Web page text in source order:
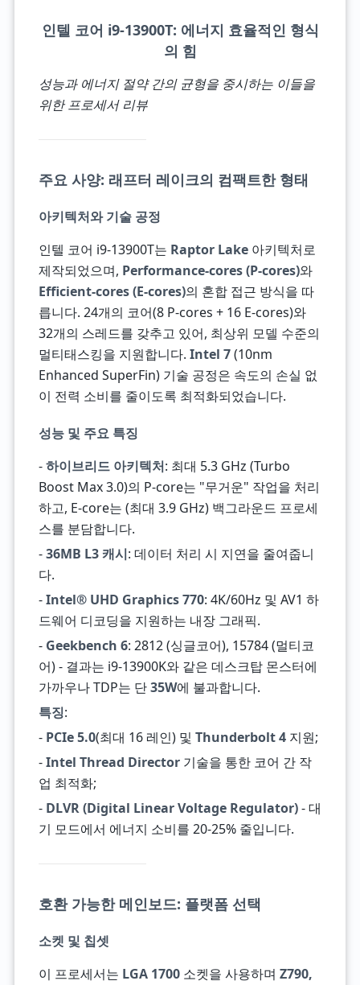
인텔 코어 i9-13900T: 에너지 효율적인 형식
의 힘
성능과 에너지 절약 간의 균형을 중시하는 이들을
위한 프로세서 리뷰
주요 사양: 래프터 레이크의 컴팩트한 형태
아키텍처와 기술 공정
인텔 코어 i9-13900T는 Raptor Lake아키텍처로
제작되었으며, Performance-cores (P-cores)와
Efficient-cores (E-cores)의 혼합 접근 방식을 따
릅니다. 24개의 코어(8 P-cores + 16 E-cores)와
32개의 스레드를 갖추고 있어, 최상위 모델 수준의
멀티태스킹을 지원합니다. Intel 7(10nm
Enhanced SuperFin) 기술 공정은 속도의 손실 없
이 전력 소비를 줄이도록 최적화되었습니다.
성능 및 주요 특징
-하이브리드 아키텍처: 최대 5.3 GHz (Turbo
Boost Max 3.0)의 P-core는 "무거운" 작업을 처리
하고, E-core는 (최대 3.9 GHz) 백그라운드 프로세
스를 분담합니다.
-36MB L3 캐시: 데이터 처리 시 지연을 줄여줍니
다.
-Intel® UHD Graphics 770: 4K/60Hz 및 AV1 하
드웨어 디코딩을 지원하는 내장 그래픽.
- Geekbench 6: 2812 (싱글코어), 15784 (멀티코
어) - 결과는 i9-13900K와 같은 데스크탑 몬스터에
가까우나 TDP는 단35W에 불과합니다.
특징:
- PCIe 5.0(최대 16 레인) 및 Thunderbolt 4지원;
-Intel Thread Director기술을 통한 코어 간 작
업 최적화;
- DLVR (Digital Linear Voltage Regulator)- 대
기 모드에서 에너지 소비를 20-25% 줄입니다.
호환 가능한 메인보드: 플랫폼 선택
소켓 및 칩셋
이 프로세서는 LGA 1700소켓을 사용하며 Z790,